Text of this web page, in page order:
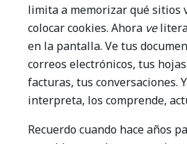
limita a memorizar qué sitios
colocar cookies. Ahora ve
en la pantalla. Ve tus
correos electrónicos, tus
facturas, tus conversaciones.
interpreta, los comprende,
Recuerdo cuando hace años